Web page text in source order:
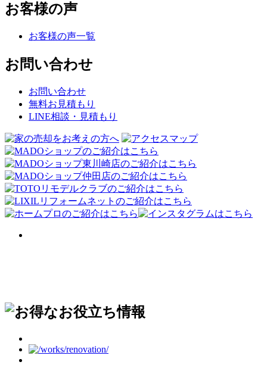
お客様の声
お客様の声一覧
お問い合わせ
お問い合わせ
無料お見積もり
LINE相談・見積もり